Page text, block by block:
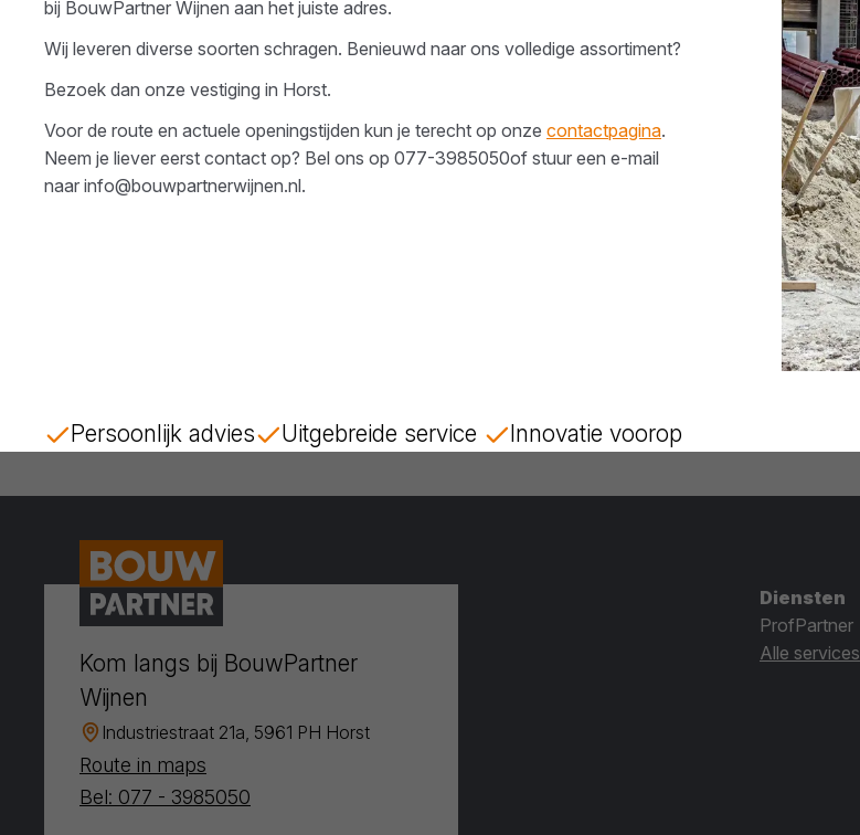
bij BouwPartner Wijnen aan het juiste adres.
Wij leveren diverse soorten schragen. Benieuwd naar ons volledige assortiment?
Bezoek dan onze vestiging in Horst.
Voor de route en actuele openingstijden kun je terecht op onze contactpagina.
Neem je liever eerst contact op? Bel ons op 077-3985050of stuur een e-mail
naar info@bouwpartnerwijnen.nl.
Persoonlijk advies Uitgebreide service Innovatie voorop
Kom langs bij BouwPartner
Wijnen
Industriestraat 21a, 5961 PH Horst
Route in maps
Bel: 077 - 3985050
Diensten
ProfPartner
Alle services